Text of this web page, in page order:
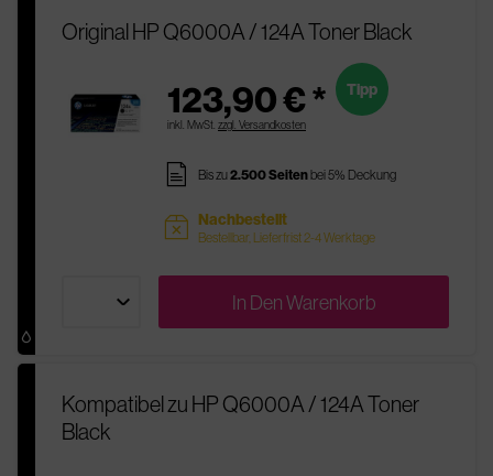
Original HP Q6000A / 124A Toner Black
123,90 € *
inkl. MwSt. zzgl. Versandkosten
Tipp
pages Bis zu2.500 Seitenbei 5% Deckung
sold Nachbestellt
Bestellbar, Lieferfrist 2-4 Werktage
In DenWarenkorb
Kompatibel zu HP Q6000A / 124A Toner
Black